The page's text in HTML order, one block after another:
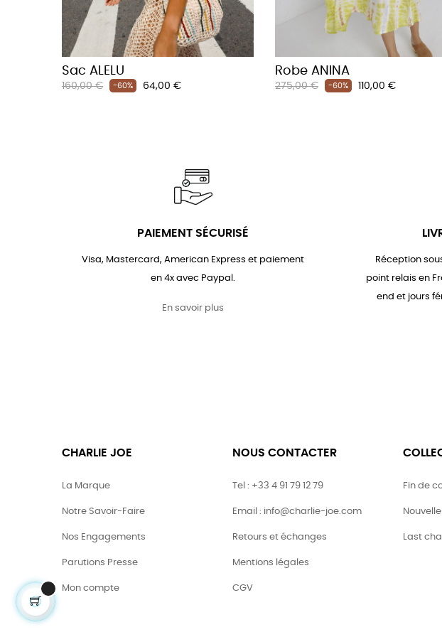
Sac ALELU
Prix
160,00 € -60% Prix
64,00 €
Robe ANINA
Prix
275,00 € -60% Prix
110,00 €
PAIEMENT SÉCURISÉ
Visa, Mastercard, American Express et paiement
en 4x avec Paypal.
En savoir plus
Réception
point relais en
end et jours
CHARLIE JOE
La Marque
Notre Savoir-Faire
Nos Engagements
Parutions Presse
Mon compte
NOUS CONTACTER
Tel : +33 4 91 79 12 79
Email : info@charlie-joe.com
Retours et échanges
Mentions légales
CGV
Fin de
Last